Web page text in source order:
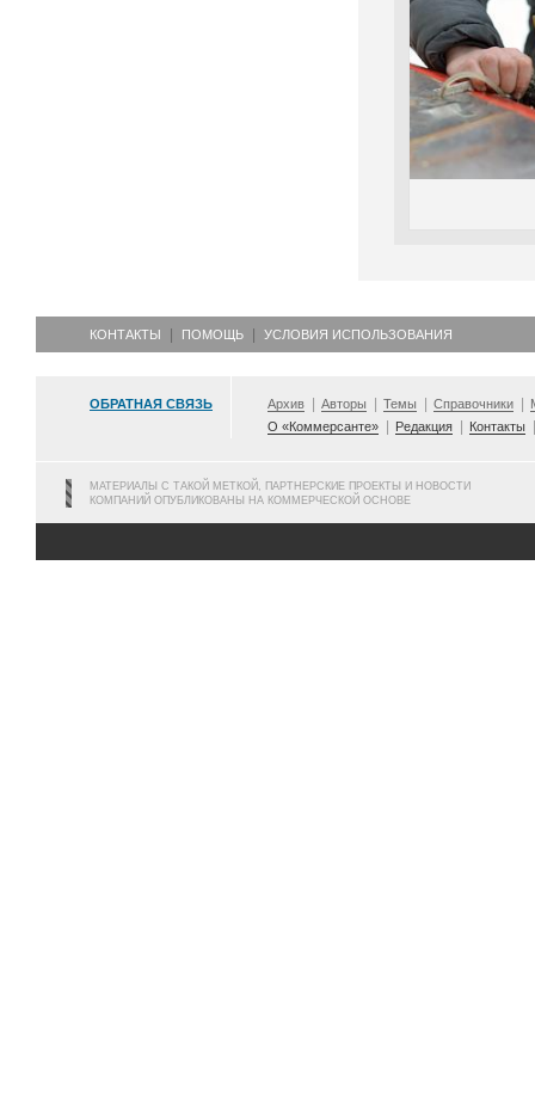
КОНТАКТЫ ПОМОЩЬ УСЛОВИЯ ИСПОЛЬЗОВАНИЯ
ОБРАТНАЯ СВЯЗЬ Архив Авторы Темы Справочники
О «Коммерсанте»
Редакция Контакты
МАТЕРИАЛЫ С ТАКОЙ МЕТКОЙ, ПАРТНЕРСКИЕ ПРОЕКТЫ И НОВОСТИ
КОМПАНИЙ ОПУБЛИКОВАНЫ НА КОММЕРЧЕСКОЙ ОСНОВЕ